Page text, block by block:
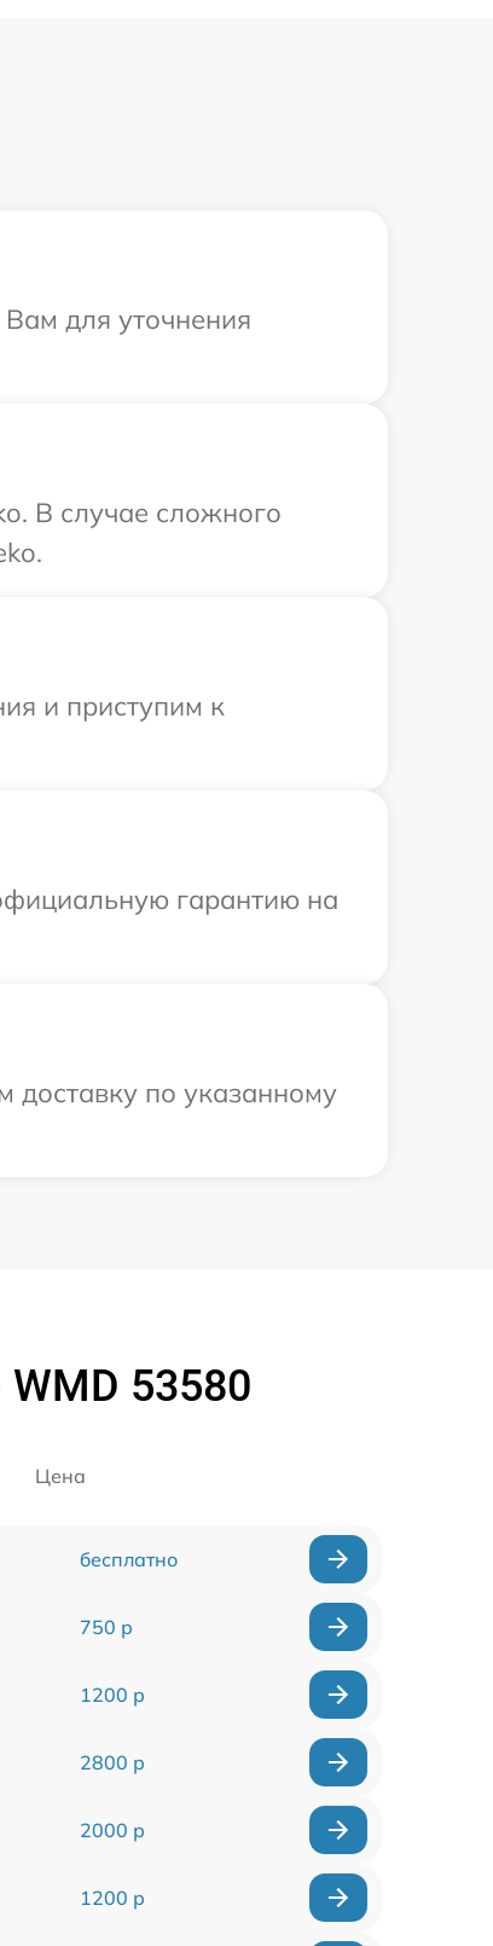
для уточнения
В случае сложного
и приступим к
гарантию на
доставку по указанному
53580
Цена
бесплатно
750 р
1200 р
2800 р
2000 р
1200 р